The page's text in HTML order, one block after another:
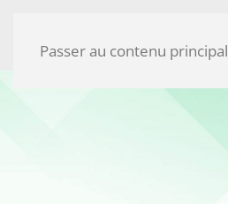
Passer au contenu principal